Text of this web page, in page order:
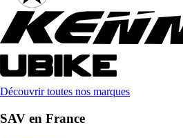
Découvrir toutes nos marques
SAV en France